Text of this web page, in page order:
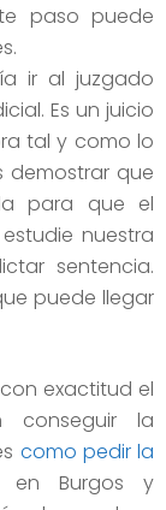
paso puede
ir al juzgado
Es un juicio
tal y como lo
demostrar que
para que el
nuestra
sentencia.
puede llegar
exactitud el
conseguir la
como pedir la
en Burgos y